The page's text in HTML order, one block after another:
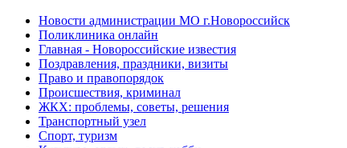
Новости администрации МО г.Новороссийск
Поликлиника онлайн
Главная - Новороссийские известия
Поздравления, праздники, визиты
Право и правопорядок
Происшествия, криминал
ЖКХ: проблемы, советы, решения
Транспортный узел
Спорт, туризм